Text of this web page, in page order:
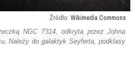
Wikimedia Commons
NGC 7314, odkryta przez Johna
Należy do galaktyk Seyferta, podklasy